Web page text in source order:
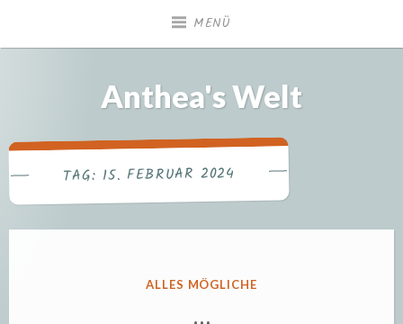
MENÜ
Anthea's Welt
TAG: 15. FEBRUAR 2024
VERÖFFENTLICHT
ALLES MÖGLICHE
…